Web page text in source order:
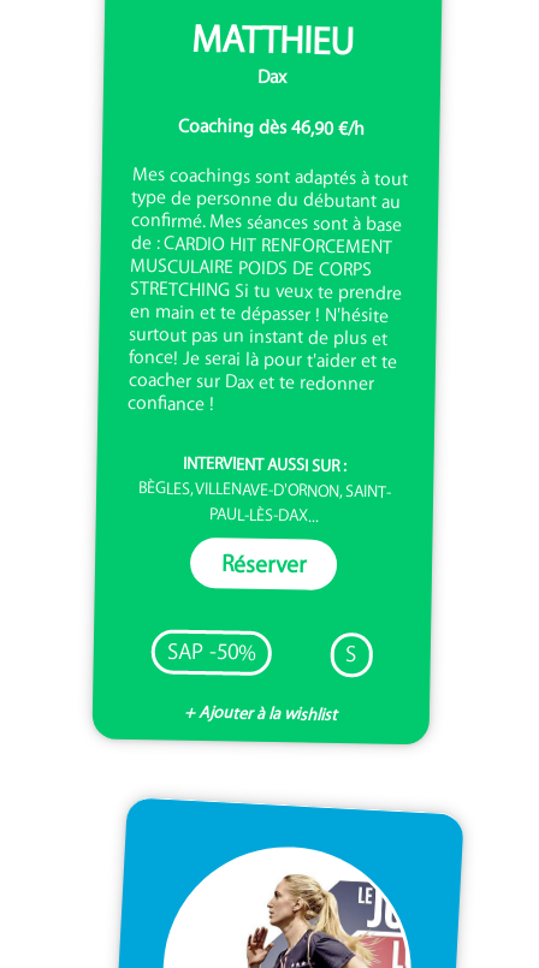
MATTHIEU
Dax
Coaching dès 46,90 €/h
Mes coachings sont adaptés à tout
type de personne du débutant au
confirmé. Mes séances sont à base
de : CARDIO HIT RENFORCEMENT
MUSCULAIRE POIDS DE CORPS
STRETCHING Si tu veux te prendre
en main et te dépasser ! N'hésite
surtout pas un instant de plus et
fonce! Je serai là pour t'aider et te
coacher sur Dax et te redonner
confiance !
INTERVIENT AUSSI SUR :
BÈGLES, VILLENAVE-D'ORNON, SAINT-
PAUL-LÈS-DAX...
Réserver
SAP -50% S
+ Ajouter à la wishlist